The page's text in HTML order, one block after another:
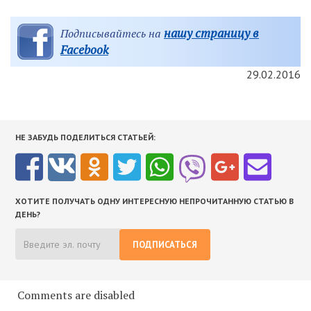
Подписывайтесь на нашу страницу в
Facebook
29.02.2016
НЕ ЗАБУДЬ ПОДЕЛИТЬСЯ СТАТЬЕЙ:
ХОТИТЕ ПОЛУЧАТЬ ОДНУ ИНТЕРЕСНУЮ НЕПРОЧИТАННУЮ СТАТЬЮ В
ДЕНЬ?
ПОДПИСАТЬСЯ
Comments are disabled